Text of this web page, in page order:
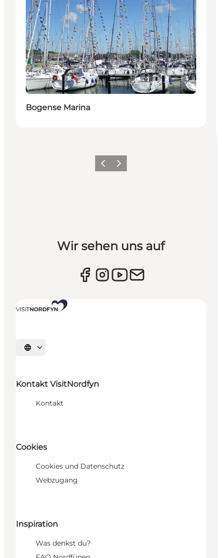
Bogense Marina
Vorherige Folie
Nächste Folie
Wir sehen uns auf
Sprache auswählen
Kontakt VisitNordfyn
Kontakt
Cookies
Cookies und Datenschutz
Webzugang
Inspiration
Was denkst du?